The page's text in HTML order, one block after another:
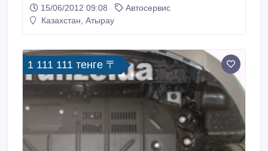
карбоном и любыми другими пленками, кузова и
отдельных деталей..
15/06/2012 09:08
Автосервис
Казахстан, Атырау
1 111 111 тенге 〒